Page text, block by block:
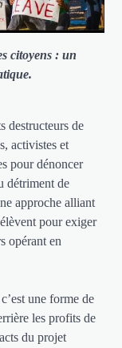
citoyens : un
destructeurs de
activistes et
pour dénoncer
détriment de
approche alliant
pour exiger
opérant en
une forme de
les profits de
du projet